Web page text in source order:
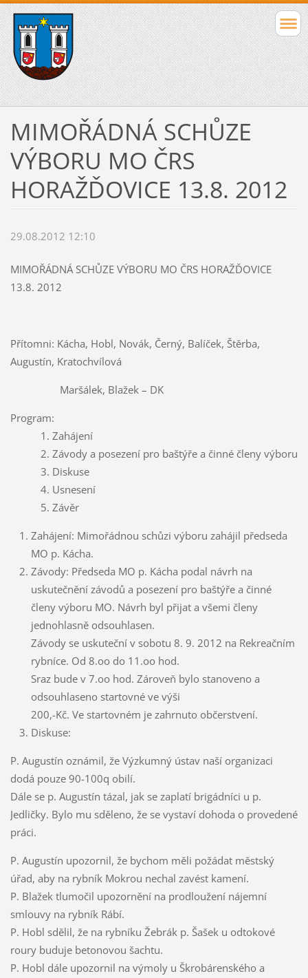
MIMOŘÁDNÁ SCHŮZE
VÝBORU MO ČRS
HORAŽĎOVICE 13.8. 2012
29.08.2012 12:10
MIMOŘÁDNÁ SCHŮZE VÝBORU MO ČRS HORAŽĎOVICE
13.8. 2012
Přítomni: Kácha, Hobl, Novák, Černý, Balíček, Štěrba,
Augustín, Kratochvílová
Maršálek, Blažek – DK
Program:
1. Zahájení
2. Závody a posezení pro baštýře a činné členy výboru
3. Diskuse
4. Usnesení
5. Závěr
Zahájení: Mimořádnou schůzi výboru zahájil předseda
MO p. Kácha.
Závody: Předseda MO p. Kácha podal návrh na
uskutečnění závodů a posezení pro baštýře a činné
členy výboru MO. Návrh byl přijat a všemi členy
jednohlasně odsouhlasen.
Závody se uskuteční v sobotu 8. 9. 2012 na Rekreačním
rybníce. Od 8.oo do 11.oo hod.
Sraz bude v 7.oo hod. Zároveň bylo stanoveno a
odsouhlaseno startovné ve výši
200,-Kč. Ve startovném je zahrnuto občerstvení.
Diskuse:
P. Augustín oznámil, že Výzkumný ústav naší organizaci
dodá pouze 90-100q obilí.
Dále se p. Augustín tázal, jak se zaplatí brigádníci u p.
Jedličky. Bylo mu sděleno, že se vystaví dohoda o provedené
práci.
P. Augustín upozornil, že bychom měli požádat městský
úřad, aby na rybník Mokrou nechal zavést kamení.
P. Blažek tlumočil upozornění na prodloužení nájemní
smlouvy na rybník Rábí.
P. Hobl sdělil, že na rybníku Žebrák p. Šašek u odtokové
roury buduje betonovou šachtu.
P. Hobl dále upozornil na výmoly u Škrobárenského a